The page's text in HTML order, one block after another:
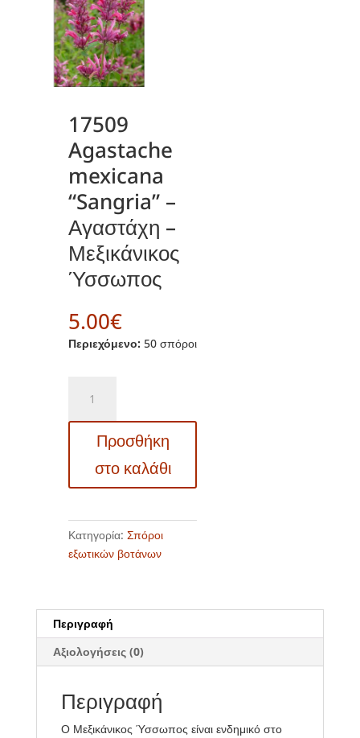
17509
Agastache
mexicana
“Sangria” –
Αγαστάχη –
Μεξικάνικος
Ύσσωπος
5.00€
Περιεχόμενο: 50 σπόροι
Agastache
mexicana
"Sangria"
Αγαστάχη
Ύσσωπος
ποσότητα
Προσθήκη
στο καλάθι
Κατηγορία: Σπόροι
εξωτικών βοτάνων
Περιγραφή
Αξιολογήσεις (0)
Περιγραφή
Ο Μεξικάνικος Ύσσωπος είναι ενδημικό στο